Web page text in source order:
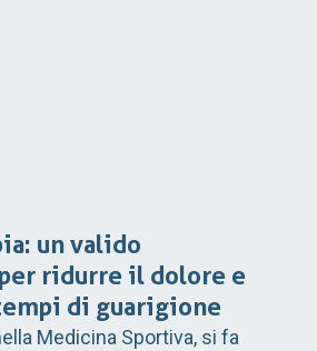
un valido
ridurre il dolore e
di guarigione
Medicina Sportiva, si fa